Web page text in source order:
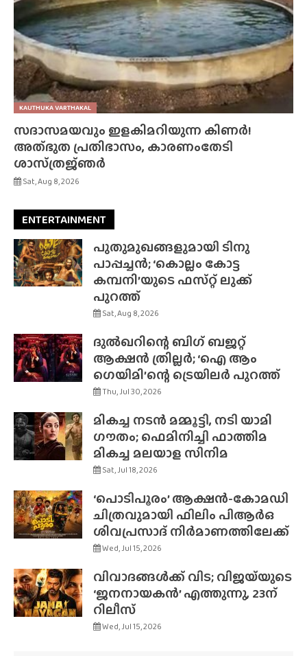
KAUTHUKA VARTHAKAL
സദാസമയവും ഇളകിമറിയുന്ന കിണർ!
അത്‌ഭുത പ്രതിഭാസം, കാരണംതേടി
ശാസ്‌ത്രജ്‌ഞർ
Sat, Aug 8, 2026
ENTERTAINMENT
പുതുമുഖങ്ങളുമായി ടിനു
പാപ്പച്ചൻ; ‘കൊല്ലം കോട്ട
കമ്പനി’യുടെ ഫസ്‌റ്റ് ലുക്ക്
പുറത്ത്
Sat, Aug 8, 2026
ദുൽഖറിന്റെ ബിഗ് ബജറ്റ്
ആക്ഷൻ ത്രില്ലർ; ‘ഐ ആം
ഗെയിമി’ന്റെ ട്രെയിലർ പുറത്ത്
Thu, Jul 30, 2026
മികച്ച നടൻ മമ്മൂട്ടി, നടി യാമി
ഗൗതം; ഫെമിനിച്ചി ഫാത്തിമ
മികച്ച മലയാള സിനിമ
Sat, Jul 18, 2026
‘പൊടിപൂരം’ ആക്ഷൻ-കോമഡി
ചിത്രവുമായി ഫിലിം പിആർഒ
ശിവപ്രസാദ് നിർമാണത്തിലേക്ക്
Wed, Jul 15, 2026
വിവാദങ്ങൾക്ക് വിട; വിജയ്‌യുടെ
‘ജനനായകൻ’ എത്തുന്നു, 23ന്
റിലീസ്
Wed, Jul 15, 2026